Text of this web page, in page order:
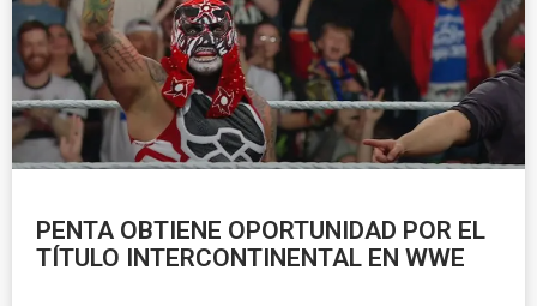
PENTA OBTIENE OPORTUNIDAD POR EL
TÍTULO INTERCONTINENTAL EN WWE